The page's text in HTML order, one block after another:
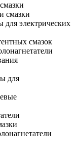
смазки
для электрических
смазок
для